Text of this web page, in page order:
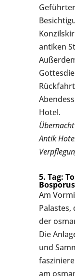
antiken
Hotel.
Antik
5. Tag:
Bosporus
Am
der
Die
und
am